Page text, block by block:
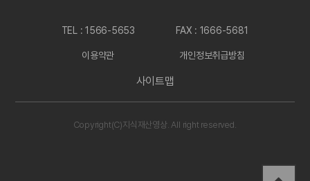
TEL : 1566-5653 FAX : 1666-5681
이용약관 개인정보취급방침
사이트맵
Copyright(C)지식재산영상. All right reserved.